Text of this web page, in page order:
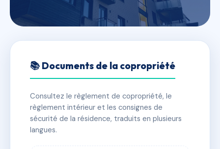
LE HAMEAU DE
L'HIPPODROME
📍 407 boulevard du Cami Salie 64000 PAU
✓ Immatriculée 🏠 66 lots 🏗 1 bâtiment(s)
📞 Contacter Syndic Digital 💬 WhatsApp
📚 Documents de la copropriété
Consultez le règlement de copropriété, le
règlement intérieur et les consignes de
sécurité de la résidence, traduits en plusieurs
langues.